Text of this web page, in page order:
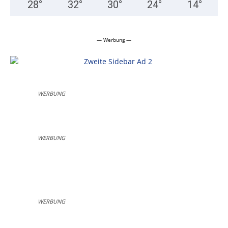
28° 32° 30° 24° 14°
— Werbung —
WERBUNG
WERBUNG
WERBUNG